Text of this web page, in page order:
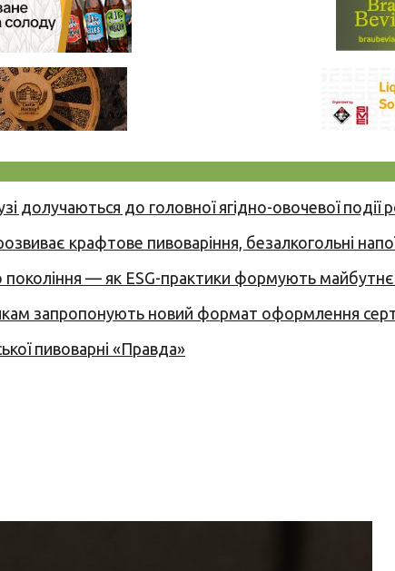
долучаються до головної ягідно-овочевої події
крафтове пивоваріння, безалкогольні
покоління — як ESG-практики формують
запропонують новий формат оформлення
пивоварні «Правда»